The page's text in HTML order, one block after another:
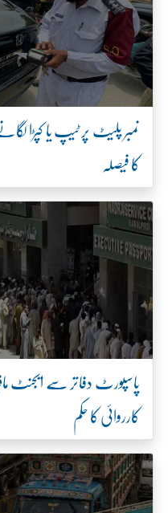
نمبر پلیٹ پر ٹیپ یا کپڑا
کا فیصلہ
پاسپورٹ دفاتر سے ایجنٹ
کارروائی کا حکم